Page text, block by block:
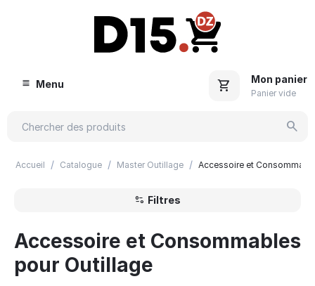
Menu Mon panier
Panier vide
Accueil / Catalogue / Master Outillage / Accessoire et
Filtres
Accessoire et Consommables
pour Outillage